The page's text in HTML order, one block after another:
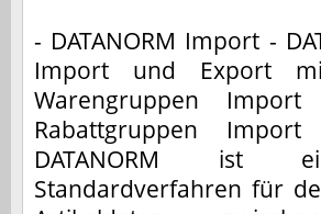
- DATANORM Import -
Import und Export
Warengruppen
Rabattgruppen
DATANORM ist
Standardverfahren für